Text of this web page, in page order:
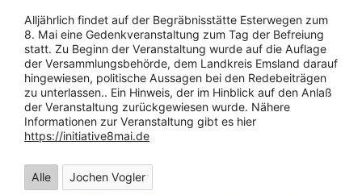
Alljährlich findet auf der Begräbnisstätte Esterwegen zum
8. Mai eine Gedenkveranstaltung zum Tag der Befreiung
statt. Zu Beginn der Veranstaltung wurde auf die Auflage
der Versammlungsbehörde, dem Landkreis Emsland darauf
hingewiesen, politische Aussagen bei den Redebeiträgen
zu unterlassen.. Ein Hinweis, der im Hinblick auf den Anlaß
der Veranstaltung zurückgewiesen wurde. Nähere
Informationen zur Veranstaltung gibt es hier
https://initiative8mai.de
Alle Jochen Vogler